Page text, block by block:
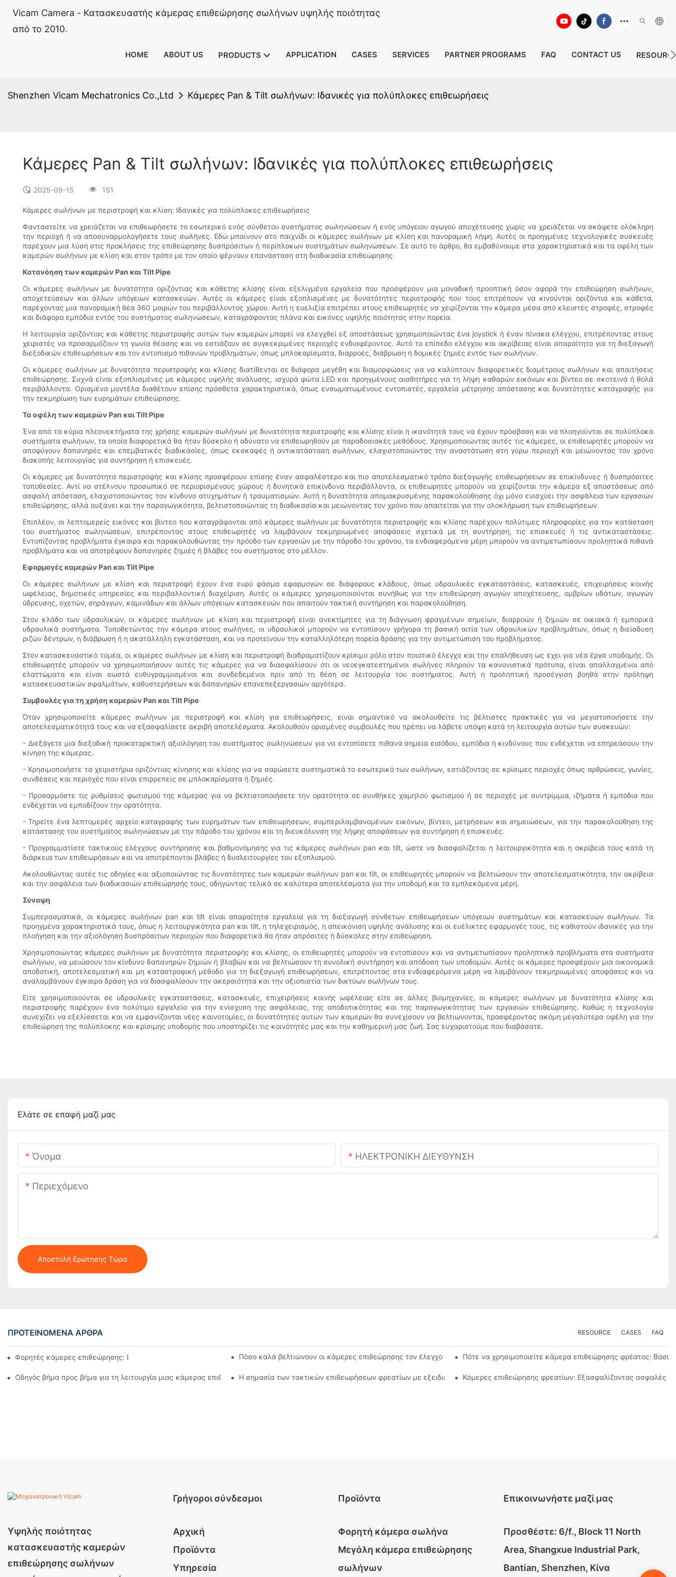
Vicam Camera - Κατασκευαστής κάμερας επιθεώρησης σωλήνων υψηλής ποιότητας
από το 2010.
HOME ABOUT US PRODUCTS APPLICATION CASES SERVICES PARTNER PROGRAMS FAQ CONTACT US
Shenzhen Vicam Mechatronics Co.,Ltd Κάμερες Pan & Tilt σωλήνων: Ιδανικές για πολύπλοκες επιθεωρήσεις
Κάμερες Pan & Tilt σωλήνων: Ιδανικές για πολύπλοκες επιθεωρήσεις
2025-09-15 151
Κάμερες σωλήνων με περιστροφή και κλίση: Ιδανικές για πολύπλοκες επιθεωρήσεις
Φανταστείτε να χρειάζεται να επιθεωρήσετε το εσωτερικό ενός σύνθετου συστήματος σωληνώσεων ή ενός υπόγειου αγωγού αποχέτευσης χωρίς να χρειάζεται να σκάψετε ολόκληρη
την περιοχή ή να αποσυναρμολογήσετε τους σωλήνες. Εδώ μπαίνουν στο παιχνίδι οι κάμερες σωλήνων με κλίση και πανοραμική λήψη. Αυτές οι προηγμένες τεχνολογικές συσκευές
παρέχουν μια λύση στις προκλήσεις της επιθεώρησης δυσπρόσιτων ή περίπλοκων συστημάτων σωληνώσεων. Σε αυτό το άρθρο, θα εμβαθύνουμε στα χαρακτηριστικά και τα οφέλη των
καμερών σωλήνων με κλίση και στον τρόπο με τον οποίο φέρνουν επανάσταση στη διαδικασία επιθεώρησης.
Κατανόηση των καμερών Pan και Tilt Pipe
Οι κάμερες σωλήνων με δυνατότητα οριζόντιας και κάθετης κλίσης είναι εξελιγμένα εργαλεία που προσφέρουν μια μοναδική προοπτική όσον αφορά την επιθεώρηση σωλήνων,
αποχετεύσεων και άλλων υπόγειων κατασκευών. Αυτές οι κάμερες είναι εξοπλισμένες με δυνατότητες περιστροφής που τους επιτρέπουν να κινούνται οριζόντια και κάθετα,
παρέχοντας μια πανοραμική θέα 360 μοιρών του περιβάλλοντος χώρου. Αυτή η ευελιξία επιτρέπει στους επιθεωρητές να χειρίζονται την κάμερα μέσα από κλειστές στροφές, στροφές
και διάφορα εμπόδια εντός του συστήματος σωληνώσεων, καταγράφοντας πλάνα και εικόνες υψηλής ποιότητας στην πορεία.
Η λειτουργία οριζόντιας και κάθετης περιστροφής αυτών των καμερών μπορεί να ελεγχθεί εξ αποστάσεως χρησιμοποιώντας ένα joystick ή έναν πίνακα ελέγχου, επιτρέποντας στους
χειριστές να προσαρμόζουν τη γωνία θέασης και να εστιάζουν σε συγκεκριμένες περιοχές ενδιαφέροντος. Αυτό το επίπεδο ελέγχου και ακρίβειας είναι απαραίτητο για τη διεξαγωγή
διεξοδικών επιθεωρήσεων και τον εντοπισμό πιθανών προβλημάτων, όπως μπλοκαρίσματα, διαρροές, διάβρωση ή δομικές ζημιές εντός των σωλήνων.
Οι κάμερες σωλήνων με δυνατότητα περιστροφής και κλίσης διατίθενται σε διάφορα μεγέθη και διαμορφώσεις για να καλύπτουν διαφορετικές διαμέτρους σωλήνων και απαιτήσεις
επιθεώρησης. Συχνά είναι εξοπλισμένες με κάμερες υψηλής ανάλυσης, ισχυρά φώτα LED και προηγμένους αισθητήρες για τη λήψη καθαρών εικόνων και βίντεο σε σκοτεινά ή θολά
περιβάλλοντα. Ορισμένα μοντέλα διαθέτουν επίσης πρόσθετα χαρακτηριστικά, όπως ενσωματωμένους εντοπιστές, εργαλεία μέτρησης απόστασης και δυνατότητες καταγραφής για
την τεκμηρίωση των ευρημάτων επιθεώρησης.
Τα οφέλη των καμερών Pan και Tilt Pipe
Ένα από τα κύρια πλεονεκτήματα της χρήσης καμερών σωλήνων με δυνατότητα περιστροφής και κλίσης είναι η ικανότητά τους να έχουν πρόσβαση και να πλοηγούνται σε πολύπλοκα
συστήματα σωλήνων, τα οποία διαφορετικά θα ήταν δύσκολο ή αδύνατο να επιθεωρηθούν με παραδοσιακές μεθόδους. Χρησιμοποιώντας αυτές τις κάμερες, οι επιθεωρητές μπορούν να
αποφύγουν δαπανηρές και επεμβατικές διαδικασίες, όπως εκσκαφές ή αντικατάσταση σωλήνων, ελαχιστοποιώντας την αναστάτωση στη γύρω περιοχή και μειώνοντας τον χρόνο
διακοπής λειτουργίας για συντήρηση ή επισκευές.
Οι κάμερες με δυνατότητα περιστροφής και κλίσης προσφέρουν επίσης έναν ασφαλέστερο και πιο αποτελεσματικό τρόπο διεξαγωγής επιθεωρήσεων σε επικίνδυνες ή δυσπρόσιτες
τοποθεσίες. Αντί να στέλνουν προσωπικό σε περιορισμένους χώρους ή δυνητικά επικίνδυνα περιβάλλοντα, οι επιθεωρητές μπορούν να χειρίζονται την κάμερα εξ αποστάσεως από
ασφαλή απόσταση, ελαχιστοποιώντας τον κίνδυνο ατυχημάτων ή τραυματισμών. Αυτή η δυνατότητα απομακρυσμένης παρακολούθησης όχι μόνο ενισχύει την ασφάλεια των εργασιών
επιθεώρησης, αλλά αυξάνει και την παραγωγικότητα, βελτιστοποιώντας τη διαδικασία και μειώνοντας τον χρόνο που απαιτείται για την ολοκλήρωση των επιθεωρήσεων.
Επιπλέον, οι λεπτομερείς εικόνες και βίντεο που καταγράφονται από κάμερες σωλήνων με δυνατότητα περιστροφής και κλίσης παρέχουν πολύτιμες πληροφορίες για την κατάσταση
του συστήματος σωληνώσεων, επιτρέποντας στους επιθεωρητές να λαμβάνουν τεκμηριωμένες αποφάσεις σχετικά με τη συντήρηση, τις επισκευές ή τις αντικαταστάσεις.
Εντοπίζοντας προβλήματα έγκαιρα και παρακολουθώντας την πρόοδο των εργασιών με την πάροδο του χρόνου, τα ενδιαφερόμενα μέρη μπορούν να αντιμετωπίσουν προληπτικά πιθανά
προβλήματα και να αποτρέψουν δαπανηρές ζημιές ή βλάβες του συστήματος στο μέλλον.
Εφαρμογές καμερών Pan και Tilt Pipe
Οι κάμερες σωλήνων με κλίση και περιστροφή έχουν ένα ευρύ φάσμα εφαρμογών σε διάφορους κλάδους, όπως υδραυλικές εγκαταστάσεις, κατασκευές, επιχειρήσεις κοινής
ωφέλειας, δημοτικές υπηρεσίες και περιβαλλοντική διαχείριση. Αυτές οι κάμερες χρησιμοποιούνται συνήθως για την επιθεώρηση αγωγών αποχέτευσης, ομβρίων υδάτων, αγωγών
ύδρευσης, οχετών, σηράγγων, καμινάδων και άλλων υπόγειων κατασκευών που απαιτούν τακτική συντήρηση και παρακολούθηση.
Στον κλάδο των υδραυλικών, οι κάμερες σωλήνων με κλίση και περιστροφή είναι ανεκτίμητες για τη διάγνωση φραγμένων σημείων, διαρροών ή ζημιών σε οικιακά ή εμπορικά
υδραυλικά συστήματα. Τοποθετώντας την κάμερα στους σωλήνες, οι υδραυλικοί μπορούν να εντοπίσουν γρήγορα τη βασική αιτία των υδραυλικών προβλημάτων, όπως η διείσδυση
ριζών δέντρων, η διάβρωση ή η ακατάλληλη εγκατάσταση, και να προτείνουν την καταλληλότερη πορεία δράσης για την αντιμετώπιση του προβλήματος.
Στον κατασκευαστικό τομέα, οι κάμερες σωλήνων με κλίση και περιστροφή διαδραματίζουν κρίσιμο ρόλο στον ποιοτικό έλεγχο και την επαλήθευση ως έχει για νέα έργα υποδομής. Οι
επιθεωρητές μπορούν να χρησιμοποιήσουν αυτές τις κάμερες για να διασφαλίσουν ότι οι νεοεγκατεστημένοι σωλήνες πληρούν τα κανονιστικά πρότυπα, είναι απαλλαγμένοι από
ελαττώματα και είναι σωστά ευθυγραμμισμένοι και συνδεδεμένοι πριν από τη θέση σε λειτουργία του συστήματος. Αυτή η προληπτική προσέγγιση βοηθά στην πρόληψη
κατασκευαστικών σφαλμάτων, καθυστερήσεων και δαπανηρών επανεπεξεργασιών αργότερα.
Συμβουλές για τη χρήση καμερών Pan και Tilt Pipe
Όταν χρησιμοποιείτε κάμερες σωλήνων με περιστροφή και κλίση για επιθεωρήσεις, είναι σημαντικό να ακολουθείτε τις βέλτιστες πρακτικές για να μεγιστοποιήσετε την
αποτελεσματικότητά τους και να εξασφαλίσετε ακριβή αποτελέσματα. Ακολουθούν ορισμένες συμβουλές που πρέπει να λάβετε υπόψη κατά τη λειτουργία αυτών των συσκευών:
- Διεξάγετε μια διεξοδική προκαταρκτική αξιολόγηση του συστήματος σωληνώσεων για να εντοπίσετε πιθανά σημεία εισόδου, εμπόδια ή κινδύνους που ενδέχεται να επηρεάσουν την
κίνηση της κάμερας.
- Χρησιμοποιήστε τα χειριστήρια οριζόντιας κίνησης και κλίσης για να σαρώσετε συστηματικά το εσωτερικό των σωλήνων, εστιάζοντας σε κρίσιμες περιοχές όπως αρθρώσεις, γωνίες,
συνδέσεις και περιοχές που είναι επιρρεπείς σε μπλοκαρίσματα ή ζημιές.
- Προσαρμόστε τις ρυθμίσεις φωτισμού της κάμερας για να βελτιστοποιήσετε την ορατότητα σε συνθήκες χαμηλού φωτισμού ή σε περιοχές με συντρίμμια, ιζήματα ή εμπόδια που
ενδέχεται να εμποδίζουν την ορατότητα.
- Τηρείτε ένα λεπτομερές αρχείο καταγραφής των ευρημάτων των επιθεωρήσεων, συμπεριλαμβανομένων εικόνων, βίντεο, μετρήσεων και σημειώσεων, για την παρακολούθηση της
κατάστασης του συστήματος σωληνώσεων με την πάροδο του χρόνου και τη διευκόλυνση της λήψης αποφάσεων για συντήρηση ή επισκευές.
- Προγραμματίστε τακτικούς ελέγχους συντήρησης και βαθμονόμησης για τις κάμερες σωλήνων pan και tilt, ώστε να διασφαλίζεται η λειτουργικότητα και η ακρίβειά τους κατά τη
διάρκεια των επιθεωρήσεων και να αποτρέπονται βλάβες ή δυσλειτουργίες του εξοπλισμού.
Ακολουθώντας αυτές τις οδηγίες και αξιοποιώντας τις δυνατότητες των καμερών σωλήνων pan και tilt, οι επιθεωρητές μπορούν να βελτιώσουν την αποτελεσματικότητα, την ακρίβεια
και την ασφάλεια των διαδικασιών επιθεώρησής τους, οδηγώντας τελικά σε καλύτερα αποτελέσματα για την υποδομή και τα εμπλεκόμενα μέρη.
Σύναψη
Συμπερασματικά, οι κάμερες σωλήνων pan και tilt είναι απαραίτητα εργαλεία για τη διεξαγωγή σύνθετων επιθεωρήσεων υπόγειων συστημάτων και κατασκευών σωλήνων. Τα
προηγμένα χαρακτηριστικά τους, όπως η λειτουργικότητα pan και tilt, η τηλεχειρισμός, η απεικόνιση υψηλής ανάλυσης και οι ευέλικτες εφαρμογές τους, τις καθιστούν ιδανικές για την
πλοήγηση και την αξιολόγηση δυσπρόσιτων περιοχών που διαφορετικά θα ήταν απρόσιτες ή δύσκολες στην επιθεώρηση.
Χρησιμοποιώντας κάμερες σωλήνων με δυνατότητα περιστροφής και κλίσης, οι επιθεωρητές μπορούν να εντοπίσουν και να αντιμετωπίσουν προληπτικά προβλήματα στα συστήματα
σωλήνων, να μειώσουν τον κίνδυνο δαπανηρών ζημιών ή βλαβών και να βελτιώσουν τη συνολική συντήρηση και απόδοση των υποδομών. Αυτές οι κάμερες προσφέρουν μια οικονομικά
αποδοτική, αποτελεσματική και μη καταστροφική μέθοδο για τη διεξαγωγή επιθεωρήσεων, επιτρέποντας στα ενδιαφερόμενα μέρη να λαμβάνουν τεκμηριωμένες αποφάσεις και να
αναλαμβάνουν έγκαιρα δράση για να διασφαλίσουν την ακεραιότητα και την αξιοπιστία των δικτύων σωλήνων τους.
Είτε χρησιμοποιούνται σε υδραυλικές εγκαταστάσεις, κατασκευές, επιχειρήσεις κοινής ωφέλειας είτε σε άλλες βιομηχανίες, οι κάμερες σωλήνων με δυνατότητα κλίσης και
περιστροφής παρέχουν ένα πολύτιμο εργαλείο για την ενίσχυση της ασφάλειας, της αποδοτικότητας και της παραγωγικότητας των εργασιών επιθεώρησης. Καθώς η τεχνολογία
συνεχίζει να εξελίσσεται και να εμφανίζονται νέες καινοτομίες, οι δυνατότητες αυτών των καμερών θα συνεχίσουν να βελτιώνονται, προσφέροντας ακόμη μεγαλύτερα οφέλη για την
επιθεώρηση της πολύπλοκης και κρίσιμης υποδομής που υποστηρίζει τις κοινότητές μας και την καθημερινή μας ζωή. Σας ευχαριστούμε που διαβάσατε.
Ελάτε σε επαφή μαζί μας
Όνομα ΗΛΕΚΤΡΟΝΙΚΗ ΔΙΕΥΘΥΝΣΗ
Περιεχόμενο
Αποστολή Ερώτησης Τώρα
ΠΡΟΤΕΙΝΌΜΕΝΑ ΆΡΘΡΑ FAQ
CASES
RESOURCE
Φορητές κάμερες επιθεώρησης: Βασικά εργαλεία για επαγγελματίεςΠόσο καλά βελτιώνουν οι κάμερες επιθεώρησης τον έλεγχο ποιότητας νερούΠότε να χρησιμοποιείτε κάμερα επιθεώρησης φρέατος:
Οδηγός βήμα προς βήμα για τη λειτουργία μιας κάμερας επιθεώρησης φρέατοςΗ σημασία των τακτικών επιθεωρήσεων φρεατίων με εξειδικευμένες κάμερεςΚάμερες επιθεώρησης φρεατίων: Εξασφαλίζοντας ασφαλές
Υψηλής ποιότητας
κατασκευαστής καμερών
επιθεώρησης σωλήνων
Γρήγοροι σύνδεσμοι
Αρχική
Προϊόντα
Υπηρεσία
Προϊόντα
Φορητή κάμερα σωλήνα
Μεγάλη κάμερα επιθεώρησης
σωλήνων
Επικοινωνήστε μαζί μας
Προσθέστε: 6/f., Block 11 North
Area, Shangxue Industrial Park,
Bantian, Shenzhen, Κίνα